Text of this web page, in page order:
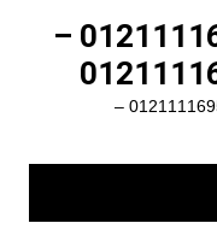
مكن تعبئة وتغليف 01211116954 –
ماكينات تعبئة وتغليف 01211116954 – 01211116956 –